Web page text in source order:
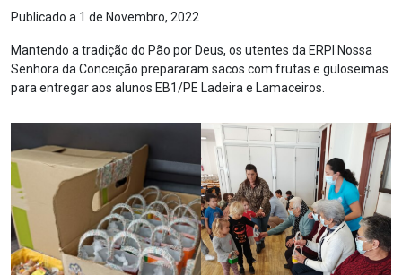
Publicado a 1 de Novembro, 2022
Mantendo a tradição do Pão por Deus, os utentes da ERPI Nossa
Senhora da Conceição prepararam sacos com frutas e guloseimas
para entregar aos alunos EB1/PE Ladeira e Lamaceiros.